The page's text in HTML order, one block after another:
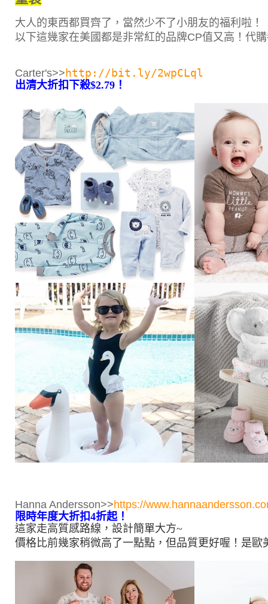
大人的東西都買齊了，當然少不了小朋友的福利啦！
以下這幾家在美國都是非常紅的品牌CP值又高！代
Carter's>>http://bit.ly/2wpCLql
出清大折扣下殺$2.79！
Hanna Andersson>>https://
限時年度大折扣4折起！
這家走高質感路線，設計簡單大方~
價格比前幾家稍微高了一點點，但品質更好喔！是歐